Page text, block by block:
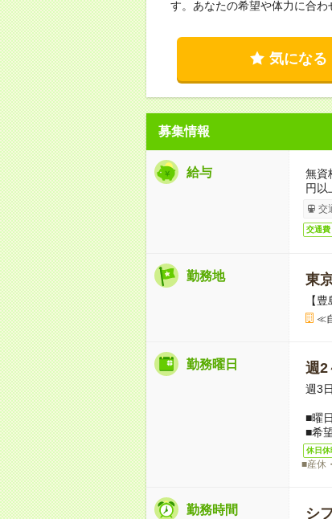
す。あなたの希望や体力に合わ
気になる
募集情報
給与
無
円以
交
交通費
勤務地 東
【
≪
勤務曜日 週2
週3
■曜
■希
休日休
■産休
勤務時間 シ